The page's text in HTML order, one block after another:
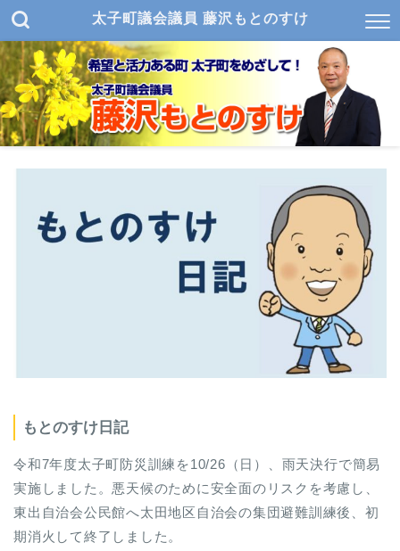
太子町議会議員 藤沢もとのすけ
もとのすけ日記
令和7年度太子町防災訓練を10/26（日）、雨天決行で簡易
実施しました。悪天候のために安全面のリスクを考慮し、
東出自治会公民館へ太田地区自治会の集団避難訓練後、初
期消火して終了しました。